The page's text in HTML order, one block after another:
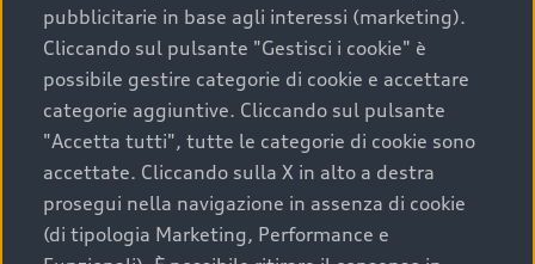
pubblicitarie in base agli interessi (marketing).
Cliccando sul pulsante "Gestisci i cookie" è
possibile gestire categorie di cookie e accettare
categorie aggiuntive. Cliccando sul pulsante
"Accetta tutti", tutte le categorie di cookie sono
accettate. Cliccando sulla X in alto a destra
prosegui nella navigazione in assenza di cookie
(di tipologia Marketing, Performance e